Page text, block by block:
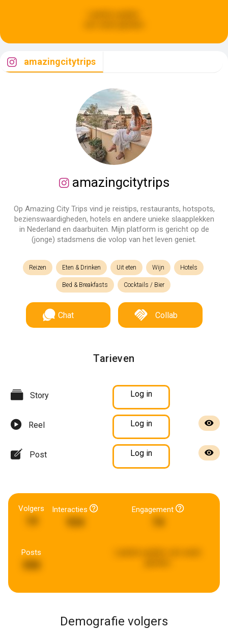
amazingcitytrips
amazingcitytrips
Op Amazing City Trips vind je reistips, restaurants, hotspots,
bezienswaardigheden, hotels en andere unieke slaapplekken
in Nederland en daarbuiten. Mijn platform is gericht op de
(jonge) stadsmens die volop van het leven geniet.
Reizen Eten & Drinken Uit eten Wijn Hotels
Bed & Breakfasts Cocktails / Bier
Chat Collab
Tarieven
Story Log in
Reel Log in
Post Log in
Volgers Interacties Engagement
Posts
Demografie volgers